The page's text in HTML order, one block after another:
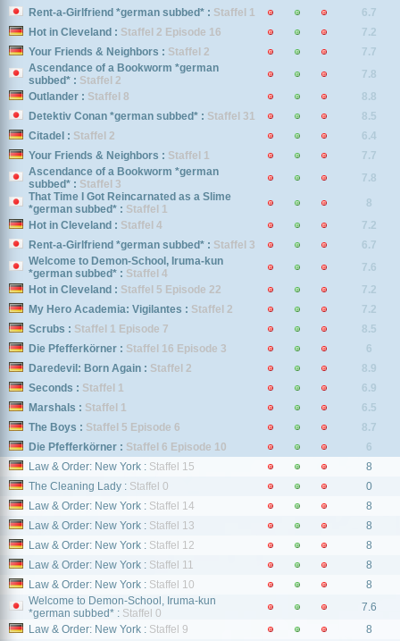
Rent-a-Girlfriend *german subbed* : Staffel 1
6.7
Hot in Cleveland : Staffel 2 Episode 16
7.2
Your Friends & Neighbors : Staffel 2
7.7
Ascendance of a Bookworm *german
subbed* : Staffel 2
7.8
Outlander : Staffel 8
8.8
Detektiv Conan *german subbed* : Staffel 31
8.5
Citadel : Staffel 2
6.4
Your Friends & Neighbors : Staffel 1
7.7
Ascendance of a Bookworm *german
subbed* : Staffel 3
7.8
That Time I Got Reincarnated as a Slime
*german subbed* : Staffel 1
8
Hot in Cleveland : Staffel 4
7.2
Rent-a-Girlfriend *german subbed* : Staffel 3
6.7
Welcome to Demon-School, Iruma-kun
*german subbed* : Staffel 4
7.6
Hot in Cleveland : Staffel 5 Episode 22
7.2
My Hero Academia: Vigilantes : Staffel 2
7.2
Scrubs : Staffel 1 Episode 7
8.5
Die Pfefferkörner : Staffel 16 Episode 3
6
Daredevil: Born Again : Staffel 2
8.9
Seconds : Staffel 1
6.9
Marshals : Staffel 1
6.5
The Boys : Staffel 5 Episode 6
8.7
Die Pfefferkörner : Staffel 6 Episode 10
6
Law & Order: New York : Staffel 15
8
The Cleaning Lady : Staffel 0
0
Law & Order: New York : Staffel 14
8
Law & Order: New York : Staffel 13
8
Law & Order: New York : Staffel 12
8
Law & Order: New York : Staffel 11
8
Law & Order: New York : Staffel 10
8
Welcome to Demon-School, Iruma-kun
*german subbed* : Staffel 0
7.6
Law & Order: New York : Staffel 9 8